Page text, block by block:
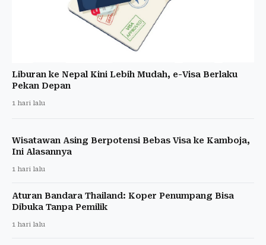
Liburan ke Nepal Kini Lebih Mudah, e-Visa Berlaku
Pekan Depan
1 hari lalu
Wisatawan Asing Berpotensi Bebas Visa ke Kamboja,
Ini Alasannya
1 hari lalu
Aturan Bandara Thailand: Koper Penumpang Bisa
Dibuka Tanpa Pemilik
1 hari lalu